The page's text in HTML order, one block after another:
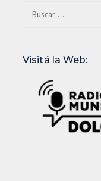
Visitá la Web: